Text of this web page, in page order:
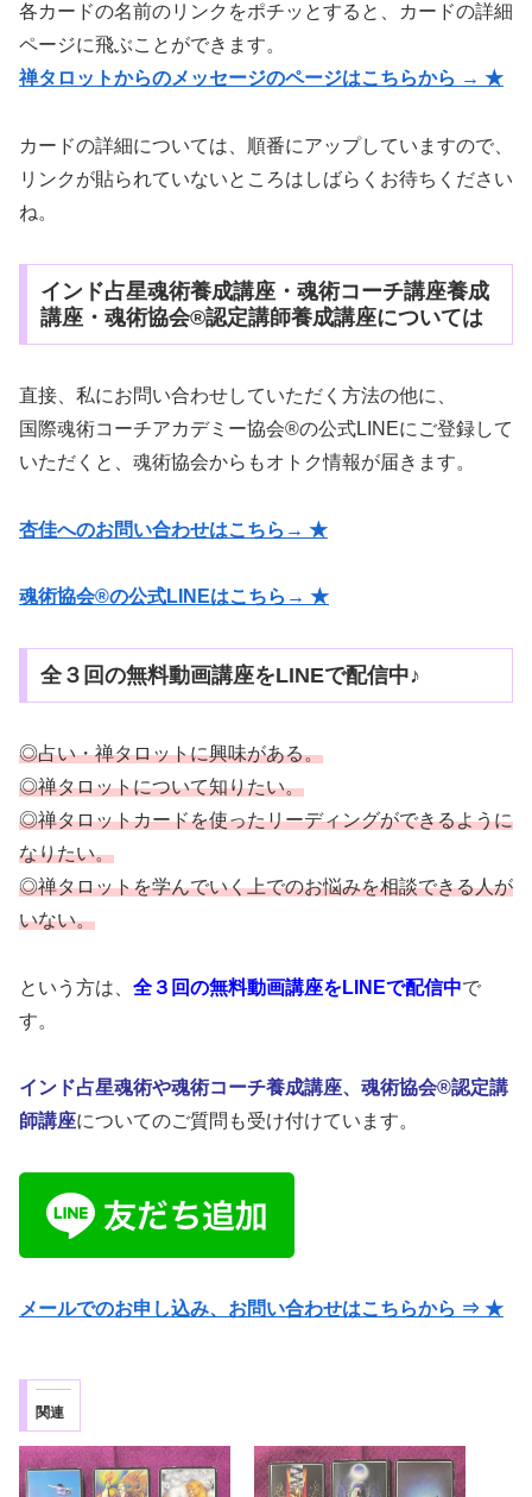
各カードの名前のリンクをポチッとすると、カードの詳細
ページに飛ぶことができます。
禅タロットからのメッセージのページはこちらから → ★
カードの詳細については、順番にアップしていますので、
リンクが貼られていないところはしばらくお待ちください
ね。
インド占星魂術養成講座・魂術コーチ講座養成
講座・魂術協会®認定講師養成講座については
直接、私にお問い合わせしていただく方法の他に、
国際魂術コーチアカデミー協会®の公式LINEにご登録して
いただくと、魂術協会からもオトク情報が届きます。
杏佳へのお問い合わせはこちら→ ★
魂術協会®の公式LINEはこちら→ ★
全３回の無料動画講座をLINEで配信中♪
◎占い・禅タロットに興味がある。
◎禅タロットについて知りたい。
◎禅タロットカードを使ったリーディングができるように
なりたい。
◎禅タロットを学んでいく上でのお悩みを相談できる人が
いない。
という方は、 全３回の無料動画講座をLINEで配信中で
す。
インド占星魂術や魂術コーチ養成講座、魂術協会®認定講
師講座についてのご質問も受け付けています。
メールでのお申し込み、お問い合わせはこちらから ⇒ ★
関連